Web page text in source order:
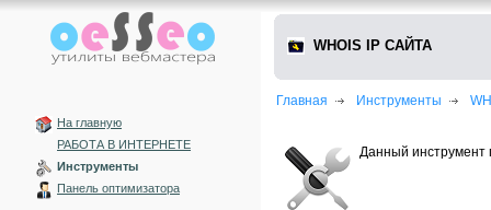
На главную
РАБОТА В ИНТЕРНЕТЕ
Инструменты
Панель оптимизатора
WHOIS IP САЙТА
Главная Инструменты
Данный инструмент